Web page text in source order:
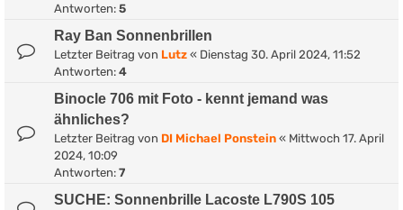
Antworten: 5
Ray Ban Sonnenbrillen
Letzter Beitrag von Lutz « Dienstag 30. April 2024, 11:52
Antworten: 4
Binocle 706 mit Foto - kennt jemand was
ähnliches?
Letzter Beitrag von DI Michael Ponstein « Mittwoch 17. April
2024, 10:09
Antworten: 7
SUCHE: Sonnenbrille Lacoste L790S 105